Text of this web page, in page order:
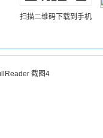
扫描二维码下载到手机